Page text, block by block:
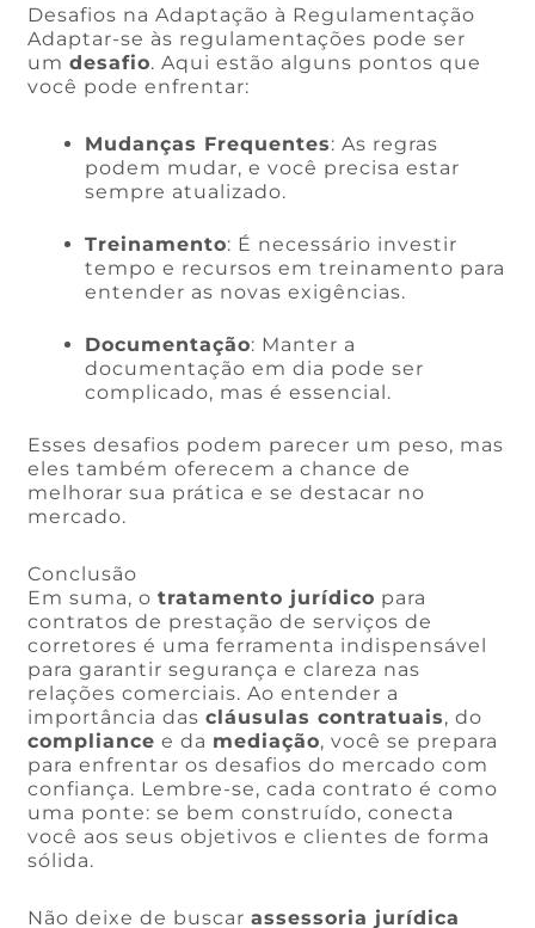
Desafios na Adaptação à Regulamentação
Adaptar-se às regulamentações pode ser
umdesafio. Aqui estão alguns pontos que
você pode enfrentar:
Mudanças Frequentes: As regras
podem mudar, e você precisa estar
sempre atualizado.
Treinamento: É necessário investir
tempo e recursos em treinamento para
entender as novas exigências.
Documentação: Manter a
documentação em dia pode ser
complicado, mas é essencial.
Esses desafios podem parecer um peso, mas
eles também oferecem a chance de
melhorar sua prática e se destacar no
mercado.
Conclusão
Em suma, otratamento jurídico para
contratos de prestação de serviços de
corretores é uma ferramenta indispensável
para garantir segurança e clareza nas
relações comerciais. Ao entender a
importância dascláusulas contratuais, do
compliance e da mediação, você se prepara
para enfrentar os desafios do mercado com
confiança. Lembre-se, cada contrato é como
uma ponte: se bem construído, conecta
você aos seus objetivos e clientes de forma
sólida.
Não deixe de buscarassessoria jurídica